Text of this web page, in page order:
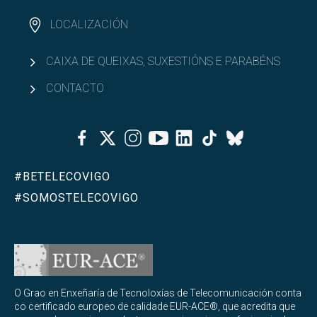
(MUIoT)
Abrir
(masterXR)
Descrición (masterXR)
Planificación do ensino e materias en masterXR
Que se aprende no masterXR?
Recoñecemento de créditos e adaptacións para
masterXR
Organización académica
LOCALIZACIÓN
CAIXA DE QUEIXAS, SUXESTIÓNS E PARABÉNS
CONTACTO
FacebookTwitterInstagramYoutubeLinkedinTiktok
Bluesky
#BETELECOVIGO
#SOMOSTELECOVIGO
O Grao en Enxeñaría de Tecnoloxías de Telecomunicación conta
co certificado europeo de calidade EUR-ACE®, que acredita que